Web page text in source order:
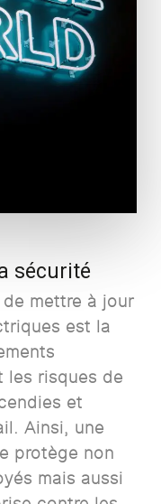
sécurité
mettre à jour
est la
les risques de
et
Ainsi, une
protège non
mais aussi